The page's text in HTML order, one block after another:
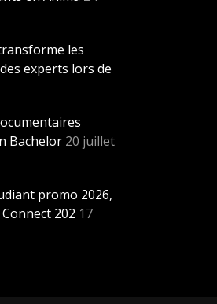
les
experts lors de
Bachelor 20 juillet
promo 2026,
202 17